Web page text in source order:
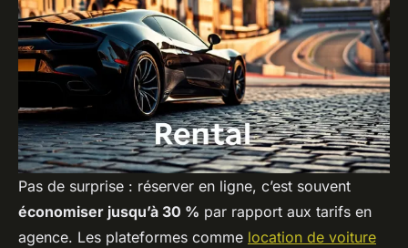
Pas de surprise : réserver en ligne, c’est souvent
économiser jusqu’à 30 % par rapport aux tarifs en
agence. Les plateformes comme location de voiture